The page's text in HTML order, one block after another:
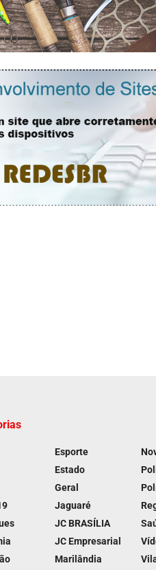
Esporte
Estado
Geral
Jaguaré
JC BRASÍLIA
JC Empresarial
Marilândia